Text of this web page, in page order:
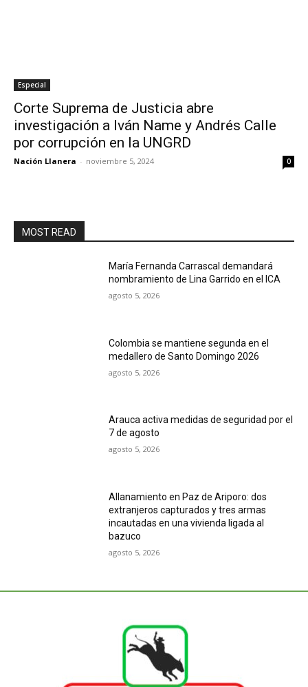
Especial
Corte Suprema de Justicia abre
investigación a Iván Name y Andrés Calle
por corrupción en la UNGRD
Nación Llanera - noviembre 5, 2024 0
MOST READ
María Fernanda Carrascal demandará
nombramiento de Lina Garrido en el ICA
agosto 5, 2026
Colombia se mantiene segunda en el
medallero de Santo Domingo 2026
agosto 5, 2026
Arauca activa medidas de seguridad por el
7 de agosto
agosto 5, 2026
Allanamiento en Paz de Ariporo: dos
extranjeros capturados y tres armas
incautadas en una vivienda ligada al
bazuco
agosto 5, 2026